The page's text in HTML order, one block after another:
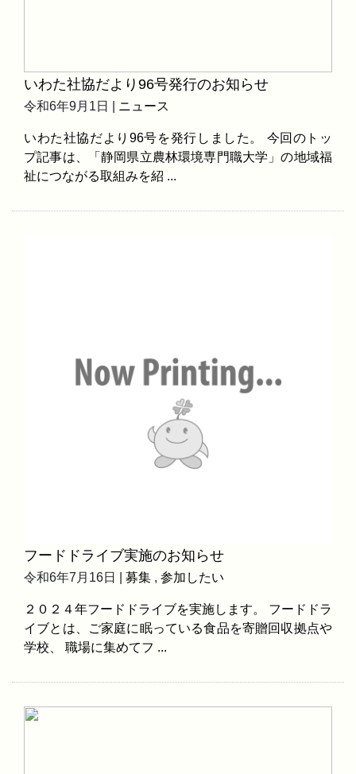
いわた社協だより96号発行のお知らせ
令和6年9月1日 | ニュース
いわた社協だより96号を発行しました。 今回のトッ
プ記事は、「静岡県立農林環境専門職大学」の地域福
祉につながる取組みを紹 ...
フードドライブ実施のお知らせ
令和6年7月16日 | 募集 , 参加したい
２０２４年フードドライブを実施します。 フードドラ
イブとは、ご家庭に眠っている食品を寄贈回収拠点や
学校、 職場に集めてフ ...